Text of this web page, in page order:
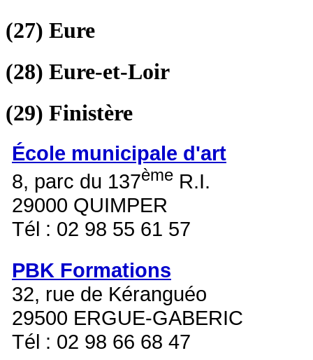
(27) Eure
(28) Eure-et-Loir
(29) Finistère
École municipale d'art
8, parc du 137ème R.I.
29000 QUIMPER
Tél : 02 98 55 61 57
PBK Formations
32, rue de Kéranguéo
29500 ERGUE-GABERIC
Tél : 02 98 66 68 47